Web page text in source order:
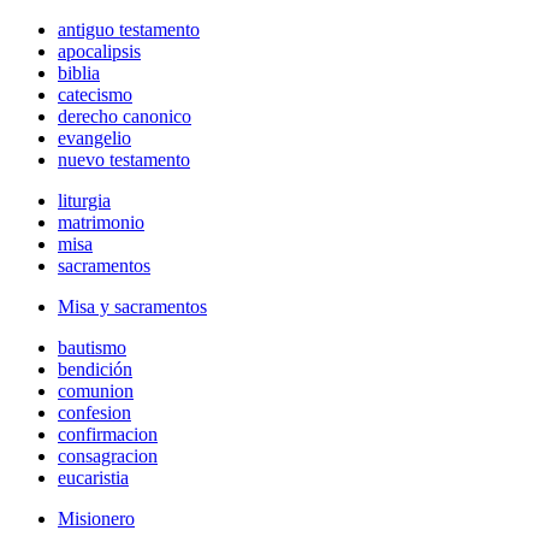
antiguo testamento
apocalipsis
biblia
catecismo
derecho canonico
evangelio
nuevo testamento
liturgia
matrimonio
misa
sacramentos
Misa y sacramentos
bautismo
bendición
comunion
confesion
confirmacion
consagracion
eucaristia
Misionero